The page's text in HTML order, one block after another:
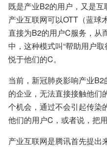
既是产业B2的用户，又是
产业互联网可以OTT（蓝球
直接为B2的用户C服务，从
中，这种模式叫“帮助用户
悦于他们的C。
当前，新冠肺炎影响产业
的企业，无法直接接触他们
个机会，通过不会引起传染
他们的用户C，或者说，把
产业互联网是腾讯首先提出